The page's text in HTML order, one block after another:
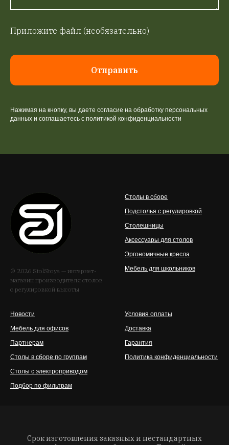
Приложите файл (необязательно)
Отправить
Нажимая на кнопку, вы даете согласие на обработку персональных
данных и соглашаетесь c политикой конфиденциальности
© 2026 StolStoya — интернет-
магазин производителя столов
с регулировкой высоты
Столы в сборе
Подстолья с регулировкой
Столешницы
Аксессуары для столов
Эргономичные кресла
Мебель для школьников
Новости
Мебель для офисов
Партнерам
Столы в сборе по группам
Столы с электроприводом
Подбор по фильтрам
Условия оплаты
Доставка
Гарантия
Политика конфиденциальности
Срок изготовления заказных и нестандартных